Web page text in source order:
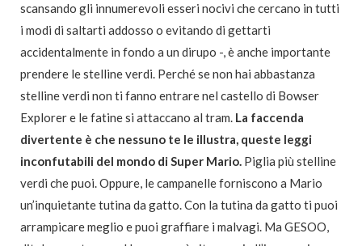
scansando gli innumerevoli esseri nocivi che cercano in tutti
i modi di saltarti addosso o evitando di gettarti
accidentalmente in fondo a un dirupo -, è anche importante
prendere le stelline verdi. Perché se non hai abbastanza
stelline verdi non ti fanno entrare nel castello di Bowser
Explorer e le fatine si attaccano al tram. La faccenda
divertente è che nessuno te le illustra, queste leggi
inconfutabili del mondo di Super Mario. Piglia più stelline
verdi che puoi. Oppure, le campanelle forniscono a Mario
un’inquietante tutina da gatto. Con la tutina da gatto ti puoi
arrampicare meglio e puoi graffiare i malvagi. Ma GESOO,